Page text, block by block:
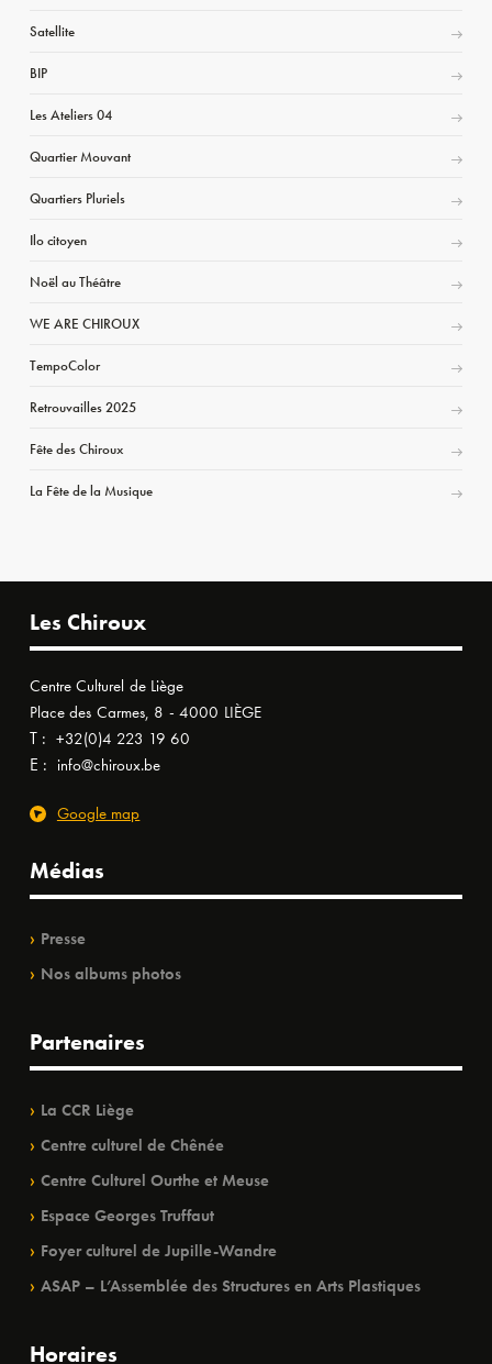
Satellite
BIP
Les Ateliers 04
Quartier Mouvant
Quartiers Pluriels
Ilo citoyen
Noël au Théâtre
WE ARE CHIROUX
TempoColor
Retrouvailles 2025
Fête des Chiroux
La Fête de la Musique
Les Chiroux
Centre Culturel de Liège
Place des Carmes, 8 - 4000 LIÈGE
T : +32(0)4 223 19 60
E : info@chiroux.be
Google map
Médias
Presse
Nos albums photos
Partenaires
La CCR Liège
Centre culturel de Chênée
Centre Culturel Ourthe et Meuse
Espace Georges Truffaut
Foyer culturel de Jupille-Wandre
ASAP – L’Assemblée des Structures en Arts Plastiques
Horaires